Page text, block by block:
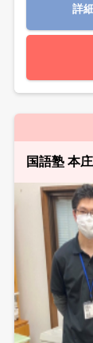
詳
国語塾 本